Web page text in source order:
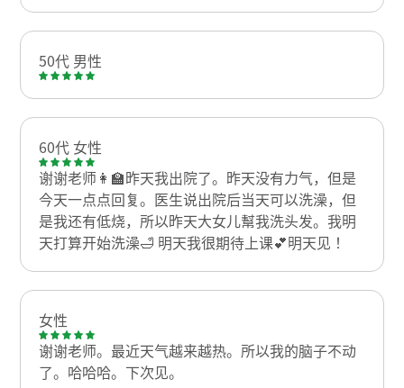
50代 男性
60代 女性
谢谢老师👩‍🏫昨天我出院了。昨天没有力气，但是
今天一点点回复。医生说出院后当天可以洗澡，但
是我还有低烧，所以昨天大女儿幫我洗头发。我明
天打算开始洗澡🛁 明天我很期待上课💕明天见！
女性
谢谢老师。最近天气越来越热。所以我的脑子不动
了。哈哈哈。下次见。